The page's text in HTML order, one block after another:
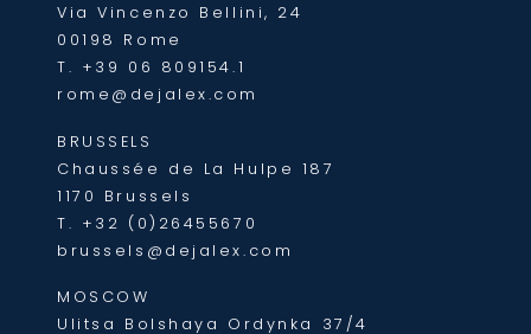
Via Vincenzo Bellini, 24
00198 Rome
T. +39 06 809154.1
rome@dejalex.com
BRUSSELS
Chaussée de La Hulpe 187
1170 Brussels
T. +32 (0)26455670
brussels@dejalex.com
MOSCOW
Ulitsa Bolshaya Ordynka 37/4